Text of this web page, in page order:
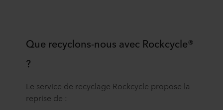
Que recyclons-nous avec Rockcycle®
?
Le service de recyclage Rockcycle propose la
reprise de :